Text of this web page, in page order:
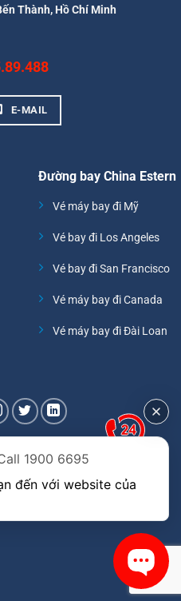
Thành, Hồ Chí Minh
E-MAIL
Đường bay China Estern
Vé máy bay đi Mỹ
Vé bay đi Los Angeles
Vé bay đi San Francisco
Vé máy bay đi Canada
Vé máy bay đi Đài Loan
Eastern Airlines
1900 6695
đến với website của